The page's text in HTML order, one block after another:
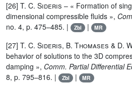
[26] T. C. Sideris – « Formation of
dimensional compressible fluids »,
no. 4, p. 475–485. |
Zbl | MR
[27] T. C. Sideris, B. Thomases & D.
behavior of solutions to the 3D
damping », Comm. Partial Differential
8, p. 795–816. |
Zbl | MR